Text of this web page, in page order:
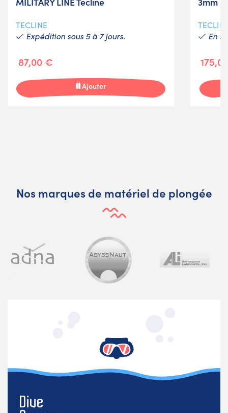
TECLINE
Expédition sous 5 à 7 jours.
87,00 €
Ajouter
En
Nos marques de matériel de plongée